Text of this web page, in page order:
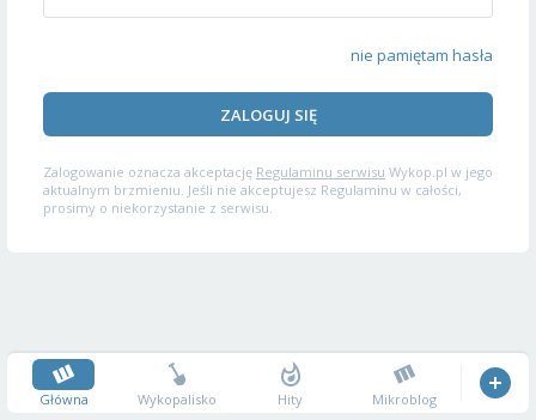
nie pamiętam hasła
ZALOGUJ SIĘ
Zalogowanie oznacza akceptację Regulaminu serwisu Wykop.pl w jego
aktualnym brzmieniu. Jeśli nie akceptujesz Regulaminu w całości,
prosimy o niekorzystanie z serwisu.
Główna Wykopalisko Hity Mikroblog